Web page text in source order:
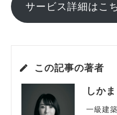
サービス詳細はこ
この記事の著者
しか
一級建